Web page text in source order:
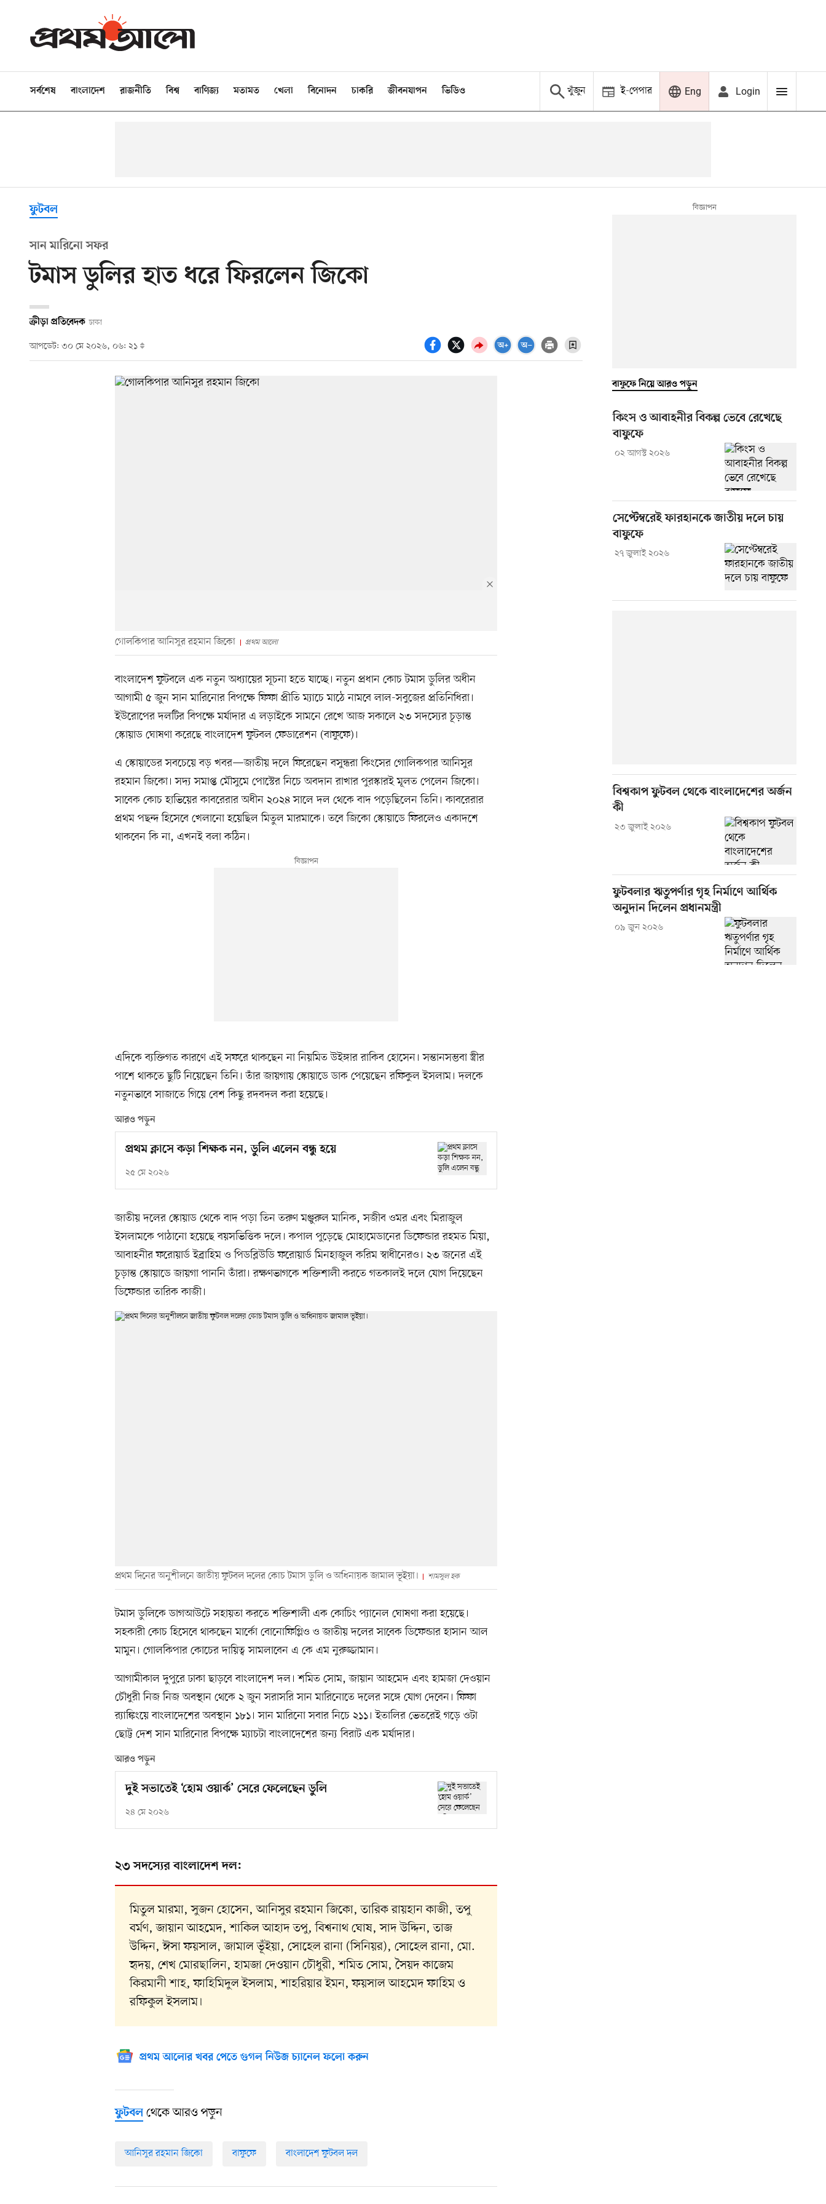
সর্বশেষ বাংলাদেশ রাজনীতি বিশ্ব বাণিজ্য মতামত খেলা বিনোদন চাকরি জীবনযাপন ভিডিও খুঁজুন ই-পেপার Eng Login
ফুটবল
সান মারিনো সফর
টমাস ডুলির হাত ধরে ফিরলেন জিকো
ক্রীড়া প্রতিবেদক ঢাকা
আপডেট: ৩০ মে ২০২৬, ০৬: ২১
গোলকিপার আনিসুর রহমান জিকো প্রথম আলো
বাংলাদেশ ফুটবলে এক নতুন অধ্যায়ের সূচনা হতে যাচ্ছে। নতুন প্রধান কোচ টমাস ডুলির অধীন
আগামী ৫ জুন সান মারিনোর বিপক্ষে ফিফা প্রীতি ম্যাচে মাঠে নামবে লাল-সবুজের প্রতিনিধিরা।
ইউরোপের দলটির বিপক্ষে মর্যাদার এ লড়াইকে সামনে রেখে আজ সকালে ২৩ সদস্যের চূড়ান্ত
স্কোয়াড ঘোষণা করেছে বাংলাদেশ ফুটবল ফেডারেশন (বাফুফে)।
এ স্কোয়াডের সবচেয়ে বড় খবর—জাতীয় দলে ফিরেছেন বসুন্ধরা কিংসের গোলিকপার আনিসুর
রহমান জিকো। সদ্য সমাপ্ত মৌসুমে পোস্টের নিচে অবদান রাখার পুরস্কারই মূলত পেলেন জিকো।
সাবেক কোচ হাভিয়ের কাবরেরার অধীন ২০২৪ সালে দল থেকে বাদ পড়েছিলেন তিনি। কাবরেরার
প্রথম পছন্দ হিসেবে খেলানো হয়েছিল মিতুল মারমাকে। তবে জিকো স্কোয়াডে ফিরলেও একাদশে
থাকবেন কি না, এখনই বলা কঠিন।
এদিকে ব্যক্তিগত কারণে এই সফরে থাকছেন না নিয়মিত উইঙ্গার রাকিব হোসেন। সন্তানসম্ভবা স্ত্রীর
পাশে থাকতে ছুটি নিয়েছেন তিনি। তাঁর জায়গায় স্কোয়াডে ডাক পেয়েছেন রফিকুল ইসলাম। দলকে
নতুনভাবে সাজাতে গিয়ে বেশ কিছু রদবদল করা হয়েছে।
আরও পড়ুন
প্রথম ক্লাসে কড়া শিক্ষক নন, ডুলি এলেন বন্ধু হয়ে
২৫ মে ২০২৬
জাতীয় দলের স্কোয়াড থেকে বাদ পড়া তিন তরুণ মঞ্জুরুল মানিক, সজীব ওমর এবং মিরাজুল
ইসলামকে পাঠানো হয়েছে বয়সভিত্তিক দলে। কপাল পুড়েছে মোহামেডানের ডিফেন্ডার রহমত মিয়া,
আবাহনীর ফরোয়ার্ড ইব্রাহিম ও পিডব্লিউডি ফরোয়ার্ড মিনহাজুল করিম স্বাধীনেরও। ২৩ জনের এই
চূড়ান্ত স্কোয়াডে জায়গা পাননি তাঁরা। রক্ষণভাগকে শক্তিশালী করতে গতকালই দলে যোগ দিয়েছেন
ডিফেন্ডার তারিক কাজী।
প্রথম দিনের অনুশীলনে জাতীয় ফুটবল দলের কোচ টমাস ডুলি ও অধিনায়ক জামাল ভূইয়া। শামসুল হক
টমাস ডুলিকে ডাগআউটে সহায়তা করতে শক্তিশালী এক কোচিং প্যানেল ঘোষণা করা হয়েছে।
সহকারী কোচ হিসেবে থাকছেন মার্কো বোনোফিগ্লিও ও জাতীয় দলের সাবেক ডিফেন্ডার হাসান আল
মামুন। গোলকিপার কোচের দায়িত্ব সামলাবেন এ কে এম নুরুজ্জামান।
আগামীকাল দুপুরে ঢাকা ছাড়বে বাংলাদেশ দল। শমিত সোম, জায়ান আহমেদ এবং হামজা দেওয়ান
চৌধুরী নিজ নিজ অবস্থান থেকে ২ জুন সরাসরি সান মারিনোতে দলের সঙ্গে যোগ দেবেন। ফিফা
র‍্যাঙ্কিংয়ে বাংলাদেশের অবস্থান ১৮১। সান মারিনো সবার নিচে ২১১। ইতালির ভেতরেই গড়ে ওটা
ছোট্ট দেশ সান মারিনোর বিপক্ষে ম্যাচটা বাংলাদেশের জন্য বিরাট এক মর্যাদার।
আরও পড়ুন
দুই সভাতেই ‘হোম ওয়ার্ক’ সেরে ফেলেছেন ডুলি
২৪ মে ২০২৬
২৩ সদস্যের বাংলাদেশ দল:
মিতুল মারমা, সুজন হোসেন, আনিসুর রহমান জিকো, তারিক রায়হান কাজী, তপু
বর্মণ, জায়ান আহমেদ, শাকিল আহাদ তপু, বিশ্বনাথ ঘোষ, সাদ উদ্দিন, তাজ
উদ্দিন, ঈসা ফয়সাল, জামাল ভূঁইয়া, সোহেল রানা (সিনিয়র), সোহেল রানা, মো.
হৃদয়, শেখ মোরছালিন, হামজা দেওয়ান চৌধুরী, শমিত সোম, সৈয়দ কাজেম
কিরমানী শাহ, ফাহিমিদুল ইসলাম, শাহরিয়ার ইমন, ফয়সাল আহমেদ ফাহিম ও
রফিকুল ইসলাম।
প্রথম আলোর খবর পেতে গুগল নিউজ চ্যানেল ফলো করুন
ফুটবল থেকে আরও পড়ুন
আনিসুর রহমান জিকো বাফুফে বাংলাদেশ ফুটবল দল
বাফুফে নিয়ে আরও পড়ুন
কিংস ও আবাহনীর বিকল্প ভেবে রেখেছে
বাফুফে
০২ আগস্ট ২০২৬
সেপ্টেম্বরেই ফারহানকে জাতীয় দলে চায়
বাফুফে
২৭ জুলাই ২০২৬
বিশ্বকাপ ফুটবল থেকে বাংলাদেশের অর্জন
কী
২৩ জুলাই ২০২৬
ফুটবলার ঋতুপর্ণার গৃহ নির্মাণে আর্থিক
অনুদান দিলেন প্রধানমন্ত্রী
০৯ জুন ২০২৬